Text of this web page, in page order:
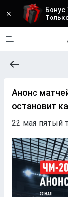
Бонус
Анонс
остановит
22 мая пятый